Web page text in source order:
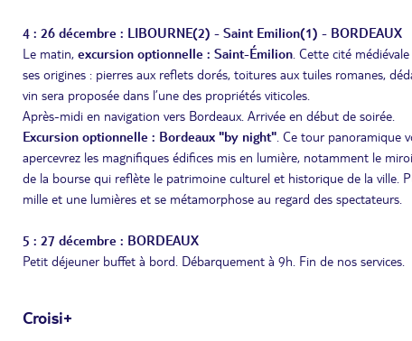
4 : 26 décembre : LIBOURNE(2) - Saint Emilion(1) - BORDEAUX
Le matin, excursion optionnelle : Saint-Émilion . Cette cité
ses origines : pierres aux reflets dorés, toitures aux tuiles romanes,
vin sera proposée dans l’une des propriétés viticoles.
Après-midi en navigation vers Bordeaux. Arrivée en début de soirée.
Excursion optionnelle : Bordeaux "by night" . Ce tour panoramique
apercevrez les magnifiques édifices mis en lumière, notamment le
de la bourse qui reflète le patrimoine culturel et historique de la ville.
mille et une lumières et se métamorphose au regard des spectateurs.
5 : 27 décembre : BORDEAUX
Petit déjeuner buffet à bord. Débarquement à 9h. Fin de nos services.
Croisi+